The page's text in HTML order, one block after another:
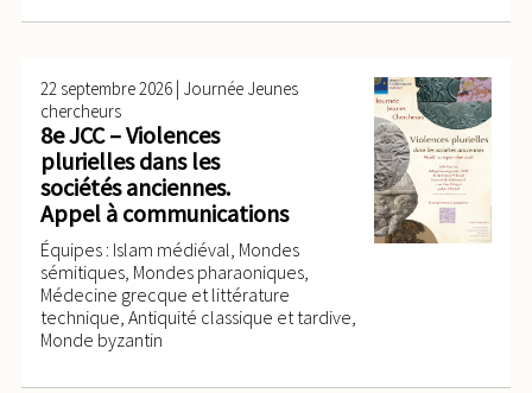
22 septembre 2026 | Journée Jeunes
chercheurs
8e JCC – Violences
plurielles dans les
sociétés anciennes.
Appel à communications
Équipes : Islam médiéval, Mondes
sémitiques, Mondes pharaoniques,
Médecine grecque et littérature
technique, Antiquité classique et tardive,
Monde byzantin